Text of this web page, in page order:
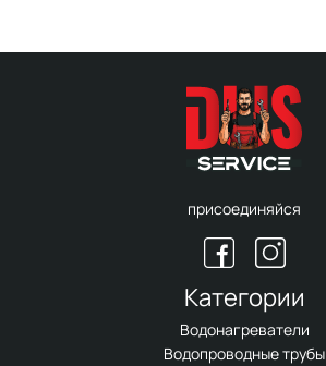
присоединяйся
Категории
Водонагреватели
Водопроводные трубы